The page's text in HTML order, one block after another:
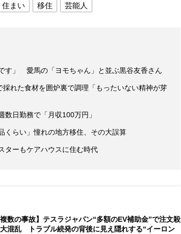
住まい 移住 芸能人
す」 愛馬の「ヨモちゃん」と並ぶ黒谷友香さん
れた食材を囲炉裏で調理「もったいない精神が芽
日勤務で「月収100万円」
くらい」憧れの地方移住、その大誤算
ーもケアハウスに住む時代
複数の事故】テスラジャパン“多額のEV補助金”で注文殺
混乱 トラブル続発の背後に見え隠れする“イーロン